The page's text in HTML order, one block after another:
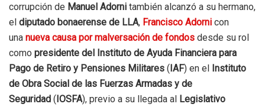
corrupción de Manuel Adorni también alcanzó a su hermano,
el diputado bonaerense de LLA, Francisco Adorni con
una nueva causa por malversación de fondos desde su rol
como presidente del Instituto de Ayuda Financiera para
Pago de Retiro y Pensiones Militares (IAF) en el Instituto
de Obra Social de las Fuerzas Armadas y de
Seguridad (IOSFA), previo a su llegada al Legislativo